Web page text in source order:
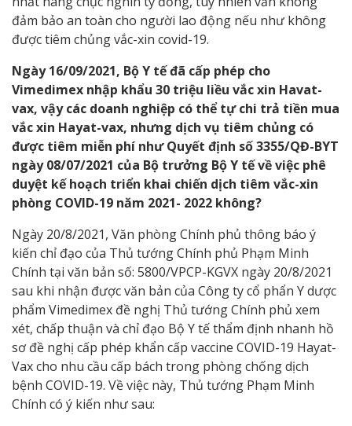
đảm bảo an toàn cho người lao động nếu như không
được tiêm chủng vắc-xin covid-19.
Ngày 16/09/2021, Bộ Y tế đã cấp phép cho
Vimedimex nhập khẩu 30 triệu liều vắc xin Havat-
vax, vậy các doanh nghiệp có thể tự chi trả tiền mua
vắc xin Hayat-vax, nhưng dịch vụ tiêm chủng có
được tiêm miễn phí như Quyết định số 3355/QĐ-BYT
ngày 08/07/2021 của Bộ trưởng Bộ Y tế về việc phê
duyệt kế hoạch triển khai chiến dịch tiêm vắc-xin
phòng COVID-19 năm 2021- 2022 không?
Ngày 20/8/2021, Văn phòng Chính phủ thông báo ý
kiến chỉ đạo của Thủ tướng Chính phủ Phạm Minh
Chính tại văn bản số: 5800/VPCP-KGVX ngày 20/8/2021
sau khi nhận được văn bản của Công ty cổ phẩn Y dược
phẩm Vimedimex đề nghị Thủ tướng Chính phủ xem
xét, chấp thuận và chỉ đạo Bộ Y tế thẩm định nhanh hồ
sơ đề nghị cấp phép khẩn cấp vaccine COVID-19 Hayat-
Vax cho nhu cầu cấp bách trong phòng chống dịch
bệnh COVID-19. Về việc này, Thủ tướng Phạm Minh
Chính có ý kiến như sau: